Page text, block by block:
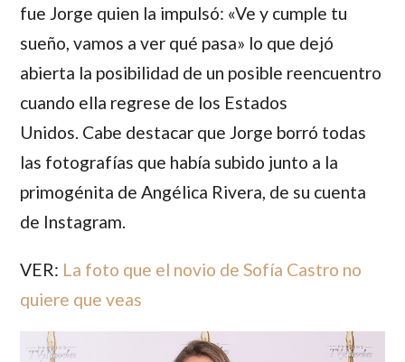
fue Jorge quien la impulsó: «Ve y cumple tu
sueño, vamos a ver qué pasa» lo que dejó
abierta la posibilidad de un posible reencuentro
cuando ella regrese de los Estados
Unidos. Cabe destacar que Jorge borró todas
las fotografías que había subido junto a la
primogénita deAngélica Rivera, de su cuenta
de Instagram.
VER: La foto que el novio de Sofía Castro no
quiere que veas